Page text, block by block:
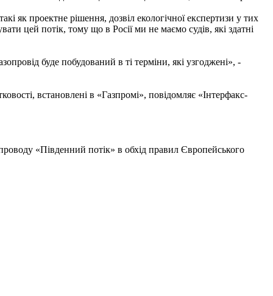
як проектне рішення, дозвіл екологічної експертизи у тих
цей потік, тому що в Росії ми не маємо судів, які здатні
буде побудований в ті терміни, які узгоджені», -
встановлені в «Газпромі», повідомляє «Інтерфакс-
«Південний потік» в обхід правил Європейського